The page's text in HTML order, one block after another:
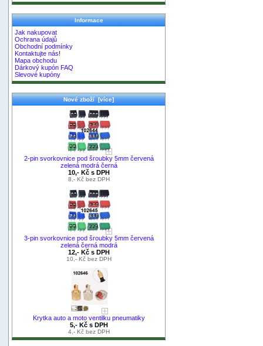
Informace
Jak nakupovat
Ochrana údajů
Obchodní podmínky
Kontaktujte nás!
Mapa obchodu
Dárkový kupón FAQ
Slevové kupóny
Nové zboží [více]
2-pin svorkovnice pod šroubky 5mm červená
zelená modrá černá
10,- Kč s DPH
8,- Kč bez DPH
3-pin svorkovnice pod šroubky 5mm červená
zelená černá modrá
12,- Kč s DPH
10,- Kč bez DPH
Krytka auto a moto ventilku pneumatiky
5,- Kč s DPH
4,- Kč bez DPH